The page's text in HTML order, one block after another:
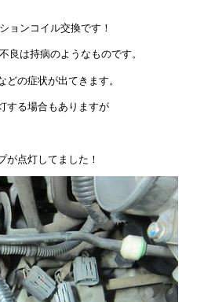
ョンコイル交換です！
良は持病のようなものです。
の症状が出てきます。
する場合もありますが
が点灯してました！